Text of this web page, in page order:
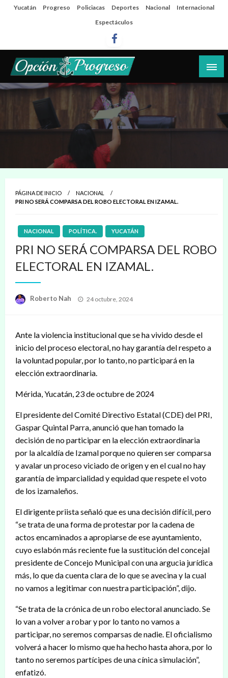
SaltaYucatán Progreso Policiacas Deportes Nacional
Internacional
Espectáculos
Opción Progreso
Las noticias del día a día del puerto
PÁGINA DE INICIO
NACIONAL
PRI NO SERÁ COMPARSA DEL ROBO ELECTORAL EN IZAMAL.
NACIONAL POLÍTICA. YUCATÁN
PRI NO SERÁ COMPARSA DEL ROBO
ELECTORAL EN IZAMAL.
Roberto Nah
Publicado
24 octubre, 2024
Ante la violencia institucional que se ha vivido desde el
inicio del proceso electoral, no hay garantía del respeto a
la voluntad popular, por lo tanto, no participará en la
elección extraordinaria.
Mérida, Yucatán, 23 de octubre de 2024
El presidente del Comité Directivo Estatal (CDE) del PRI,
Gaspar Quintal Parra, anunció que han tomado la
decisión de no participar en la elección extraordinaria
por la alcaldía de Izamal porque no quieren ser comparsa
y avalar un proceso viciado de origen y en el cual no hay
garantía de imparcialidad y equidad que respete el voto
de los izamaleños.
El dirigente priista señaló que es una decisión difícil, pero
“se trata de una forma de protestar por la cadena de
actos encaminados a apropiarse de ese ayuntamiento,
cuyo eslabón más reciente fue la sustitución del concejal
presidente de Concejo Municipal con una argucia jurídica
más, lo que da cuenta clara de lo que se avecina y la cual
no vamos a legitimar con nuestra participación”, dijo.
“Se trata de la crónica de un robo electoral anunciado. Se
lo van a volver a robar y por lo tanto no vamos a
participar, no seremos comparsas de nadie. El oficialismo
volverá a hacer lo mismo que ha hecho hasta ahora, por lo
tanto no seremos partícipes de una cínica simulación”,
enfatizó.